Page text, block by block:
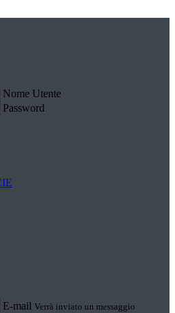
Nome Utente
Password
E-mail Verrà inviato un messaggio